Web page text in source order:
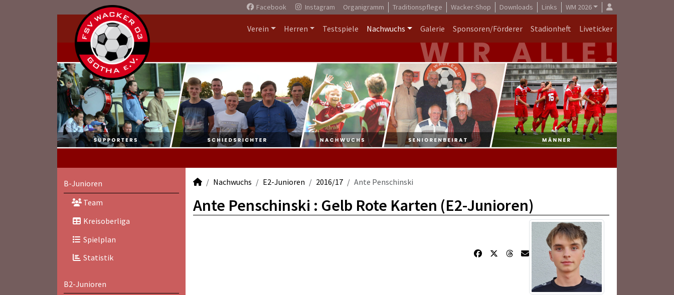
Facebook Instagram Organigramm Traditionspflege Wacker-Shop Downloads Links WM 2026
Verein Herren Testspiele Nachwuchs Galerie Sponsoren/Förderer Stadionheft Liveticker
B-Junioren
Team
Kreisoberliga
Spielplan
Statistik
B2-Junioren
Nachwuchs E2-Junioren 2016/17 Ante Penschinski
Ante Penschinski : Gelb Rote Karten (E2-Junioren)